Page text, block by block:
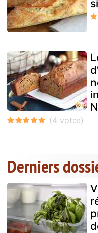
Derniers